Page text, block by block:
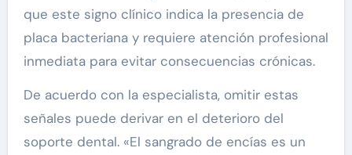
que este signo clínico indica la presencia de
placa bacteriana y requiere atención profesional
inmediata para evitar consecuencias crónicas.
De acuerdo con la especialista, omitir estas
señales puede derivar en el deterioro del
soporte dental. «El sangrado de encías es un